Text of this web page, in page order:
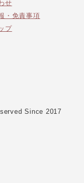
せ
・免責事項
プ
Since 2017